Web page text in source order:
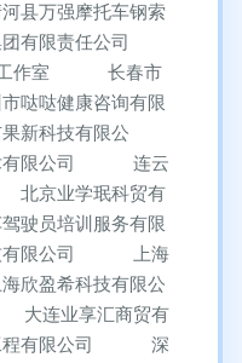
县万强摩托车钢索
有限责任公司
作室
长春市
市哒哒健康咨询有限
果新科技有限公
限公司
连云
北京业学珉科贸有
驶员培训服务有限
限公司
上海
海欣盈希科技有限公
大连业享汇商贸有
有限公司
深